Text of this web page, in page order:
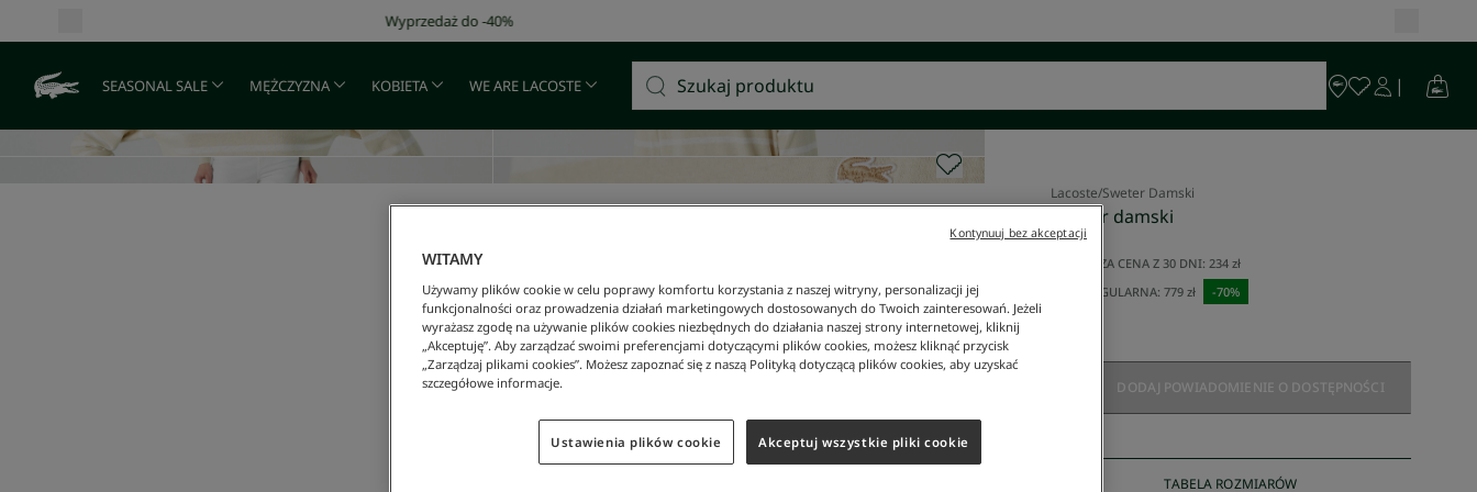
SEASONAL SALE MĘŻCZYZNA KOBIETA WE ARE LACOSTE
Lacoste/Sweter Damski
Sweter damski
234 zł
NAJNIŻSZA CENA Z 30 DNI: 234 zł
CENA REGULARNA: 779 zł -70%
DODAJ POWIADOMIENIE O DOSTĘPNOŚCI
TABELA ROZMIARÓW
WITAMY
Używamy plików cookie w celu poprawy komfortu korzystania z naszej witryny, personalizacji jej
funkcjonalności oraz prowadzenia działań marketingowych dostosowanych do Twoich zainteresowań. Jeżeli
wyrażasz zgodę na używanie plików cookies niezbędnych do działania naszej strony internetowej, kliknij
„Akceptuję”. Aby zarządzać swoimi preferencjami dotyczącymi plików cookies, możesz kliknąć przycisk
„Zarządzaj plikami cookies”. Możesz zapoznać się z naszą Polityką dotyczącą plików cookies, aby uzyskać
szczegółowe informacje.
Ustawienia plików cookie Akceptuj wszystkie pliki cookie
Kontynuuj bez akceptacji